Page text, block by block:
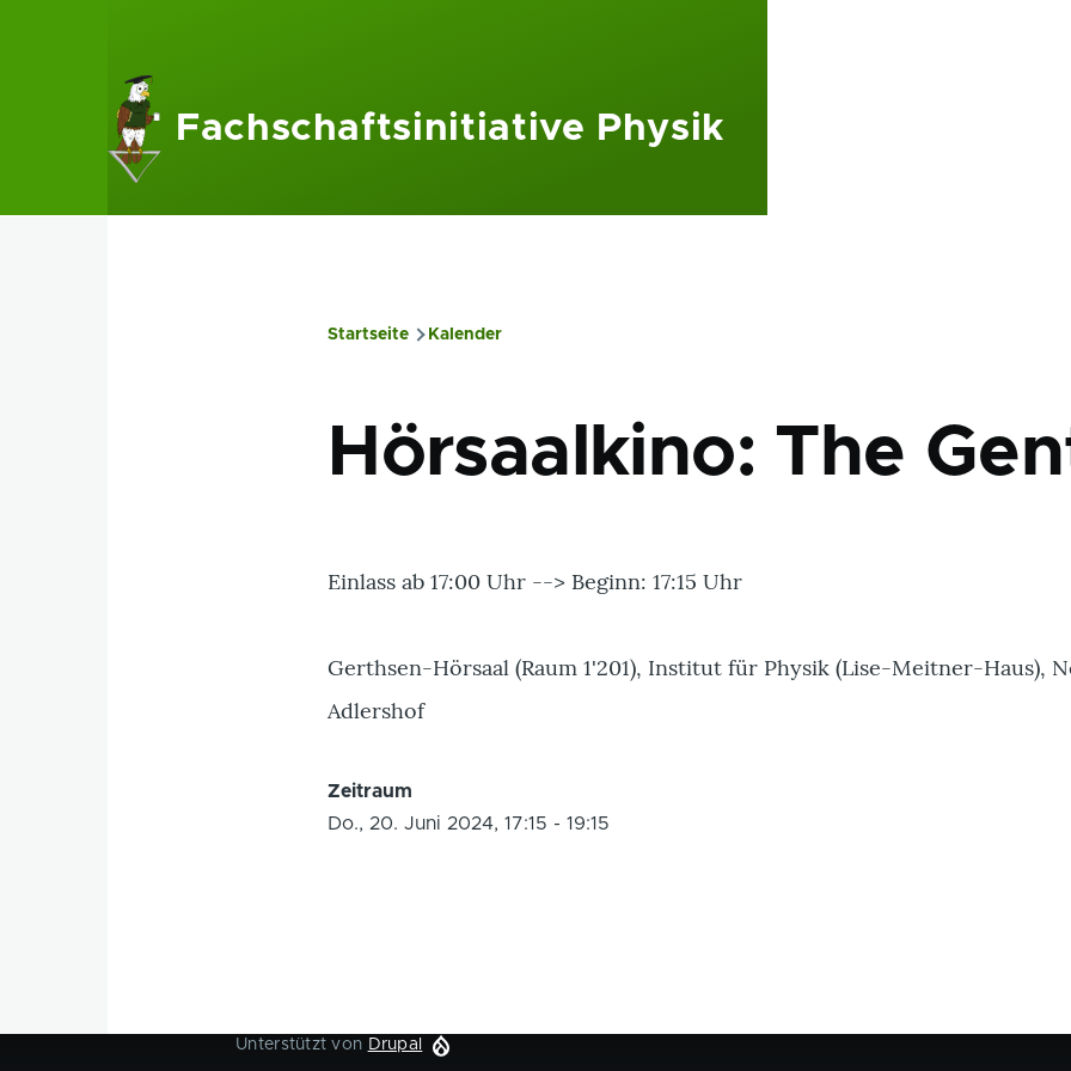
Fachschaftsinitiative Physik
Startseite Kalender
Hörsaalkino: The
Einlass ab 17:00 Uhr --> Beginn: 17:15 Uhr
Gerthsen-Hörsaal (Raum 1'201), Institut für Physik (Lise-Meitner-Haus),
Adlershof
Zeitraum
Do., 20. Juni 2024, 17:15 -19:15
Unterstützt von Drupal